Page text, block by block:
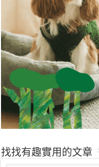
找找有趣實用的文章